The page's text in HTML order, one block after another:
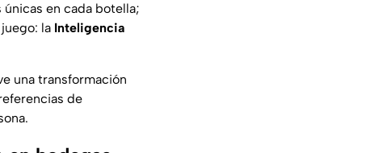
en cada botella;
la Inteligencia
una transformación
de